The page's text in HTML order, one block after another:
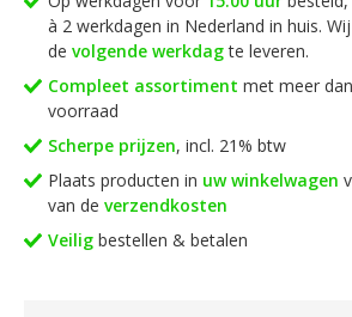
à 2 werkdagen in Nederland in huis.
de volgende werkdagte leveren.
Compleet assortiment met meer
voorraad
Scherpe prijzen, incl. 21% btw
Plaats producten in uw winkelwagen
van de verzendkosten
Veilig bestellen & betalen